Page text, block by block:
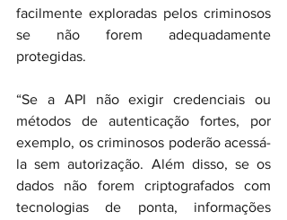
facilmente exploradas pelos criminosos
se não forem adequadamente
protegidas.
“Se a API não exigir credenciais ou
métodos de autenticação fortes, por
exemplo, os criminosos poderão acessá-
la sem autorização. Além disso, se os
dados não forem criptografados com
tecnologias de ponta, informações